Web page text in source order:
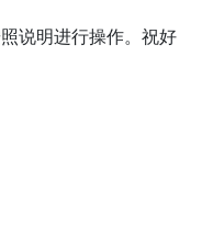
说明进行操作。祝好